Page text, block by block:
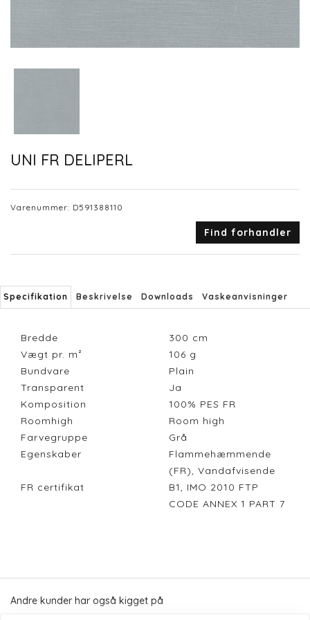
UNI FR DELIPERL
Varenummer: D591388110
Find forhandler
Specifikation Beskrivelse Downloads Vaskeanvisninger
Bredde 300 cm
Vægt pr. m²
106 g
Bundvare
Plain
Transparent
Ja
Komposition
100% PES FR
Roomhigh
Room high
Farvegruppe
Grå
Egenskaber
Flammehæmmende
(FR), Vandafvisende
FR certifikat
B1, IMO 2010 FTP
CODE ANNEX 1 PART 7
Andre kunder har også kigget på